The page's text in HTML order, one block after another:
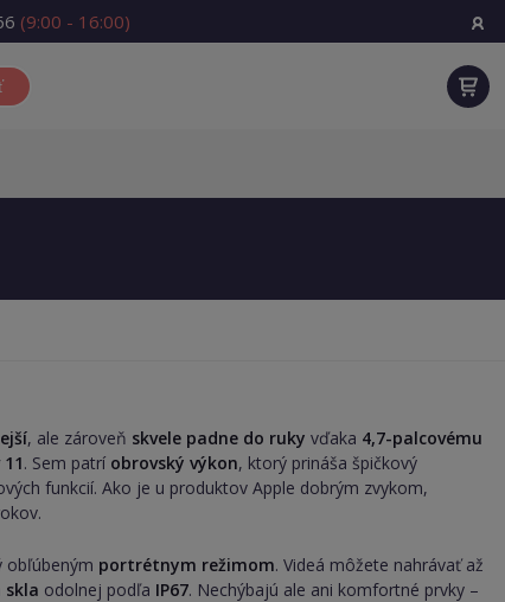
(9:00 - 16:00)
, ale zároveň skvele padne do ruky vďaka 4,7-palcovému
. Sem patrí obrovský výkon, ktorý prináša špičkový
funkcií. Ako je u produktov Apple dobrým zvykom,
obľúbeným portrétnym režimom. Videá môžete nahrávať až
skla odolnej podľa IP67. Nechýbajú ale ani komfortné prvky –